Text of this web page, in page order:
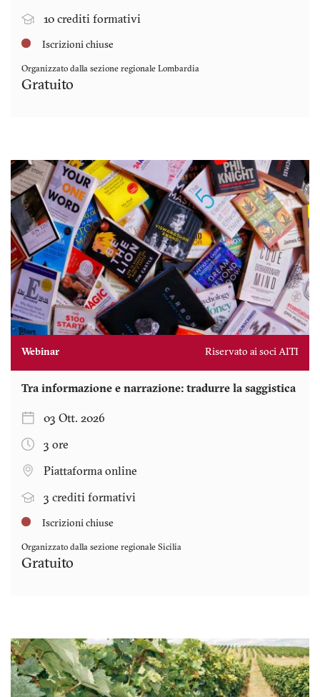
10 crediti formativi
Iscrizioni chiuse
Organizzato dalla sezione regionale Lombardia
Gratuito
Webinar Riservato ai soci AITI
Tra informazione e narrazione: tradurre la saggistica
03 Ott. 2026
3 ore
Piattaforma online
3 crediti formativi
Iscrizioni chiuse
Organizzato dalla sezione regionale Sicilia
Gratuito